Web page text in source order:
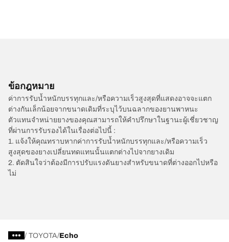
ข้อกฎหมาย
ค่าการรับน้ำหนักบรรทุกและ/หรือความเร็วสูงสุดที่แสดงอาจจะแตก
ต่างกันเล็กน้อยจากขนาดเดิมที่ระบุไว้บนฉลากของยานพาหนะ
ตัวแทนจำหน่ายยางของคุณสามารถให้คำปรึกษาในฐานะผู้เชี่ยวชาญ
ที่ผ่านการรับรองได้ในเรื่องต่อไปนี้ :
1. แจ้งให้คุณทราบหากค่าการรับน้ำหนักบรรทุกและ/หรือความเร็ว
สูงสุดของยางเปลี่ยนทดแทนนั้นแตกต่างไปจากยางเดิม
2. ตัดสินใจว่าต้องมีการปรับแรงดันยางสำหรับขนาดที่ต่างออกไปหรือ
ไม่
/ TOYOTA Echo